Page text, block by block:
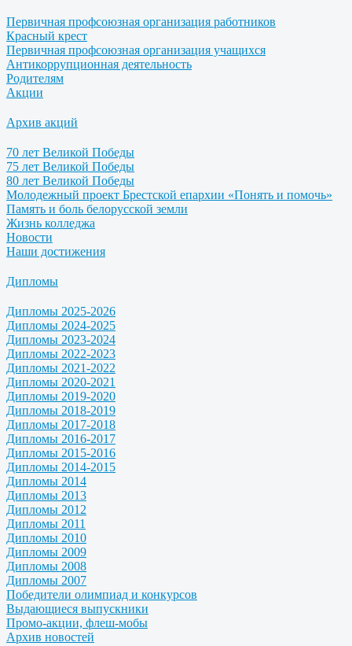
Первичная профсоюзная организация работников
Красный крест
Первичная профсоюзная организация учащихся
Антикоррупционная деятельность
Родителям
Акции
Архив акций
70 лет Великой Победы
75 лет Великой Победы
80 лет Великой Победы
Молодежный проект Брестской епархии «Понять и помочь»
Память и боль белорусской земли
Жизнь колледжа
Новости
Наши достижения
Дипломы
Дипломы 2025-2026
Дипломы 2024-2025
Дипломы 2023-2024
Дипломы 2022-2023
Дипломы 2021-2022
Дипломы 2020-2021
Дипломы 2019-2020
Дипломы 2018-2019
Дипломы 2017-2018
Дипломы 2016-2017
Дипломы 2015-2016
Дипломы 2014-2015
Дипломы 2014
Дипломы 2013
Дипломы 2012
Дипломы 2011
Дипломы 2010
Дипломы 2009
Дипломы 2008
Дипломы 2007
Победители олимпиад и конкурсов
Выдающиеся выпускники
Промо-акции, флеш-мобы
Архив новостей